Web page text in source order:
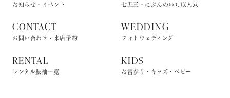
お知らせ・イベント
CONTACT
お問い合わせ・来店予約
RENTAL
レンタル振袖一覧
七五三・にぶんのいち成人式
WEDDING
フォトウェディング
KIDS
お宮参り・キッズ・ベビー